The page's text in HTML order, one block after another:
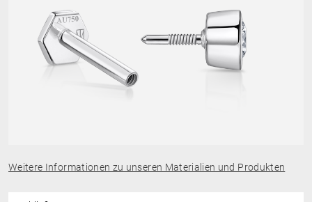
Weitere Informationen zu unseren Materialien und Produkten